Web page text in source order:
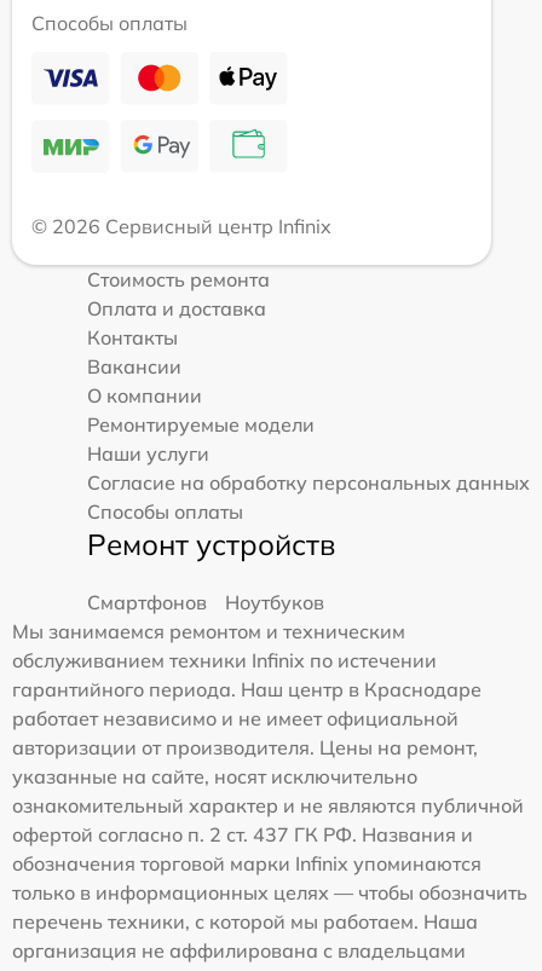
Способы оплаты
© 2026 Сервисный центр Infinix
Стоимость ремонта
Оплата и доставка
Контакты
Вакансии
О компании
Ремонтируемые модели
Наши услуги
Согласие на обработку персональных данных
Способы оплаты
Ремонт устройств
Смартфонов
Ноутбуков
Мы занимаемся ремонтом и техническим
обслуживанием техники Infinix по истечении
гарантийного периода. Наш центр в Краснодаре
работает независимо и не имеет официальной
авторизации от производителя. Цены на ремонт,
указанные на сайте, носят исключительно
ознакомительный характер и не являются публичной
офертой согласно п. 2 ст. 437 ГК РФ. Названия и
обозначения торговой марки Infinix упоминаются
только в информационных целях — чтобы обозначить
перечень техники, с которой мы работаем. Наша
организация не аффилирована с владельцами